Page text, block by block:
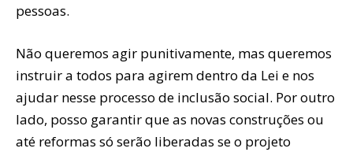
pessoas.
Não queremos agir punitivamente, mas queremos
instruir a todos para agirem dentro da Lei e nos
ajudar nesse processo de inclusão social. Por outro
lado, posso garantir que as novas construções ou
até reformas só serão liberadas se o projeto